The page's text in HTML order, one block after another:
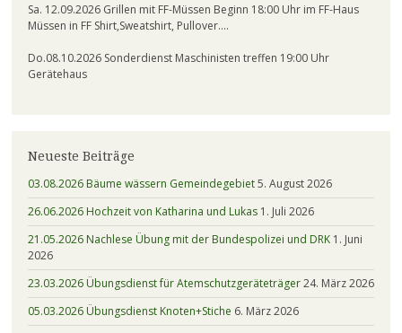
Sa. 12.09.2026 Grillen mit FF-Müssen Beginn 18:00 Uhr im FF-Haus
Müssen in FF Shirt,Sweatshirt, Pullover….
Do.08.10.2026 Sonderdienst Maschinisten treffen 19:00 Uhr
Gerätehaus
Neueste Beiträge
03.08.2026 Bäume wässern Gemeindegebiet5. August 2026
26.06.2026 Hochzeit von Katharina und Lukas 1. Juli 2026
21.05.2026 Nachlese Übung mit der Bundespolizei und DRK 1. Juni
2026
23.03.2026 Übungsdienst für Atemschutzgeräteträger24. März 2026
05.03.2026 Übungsdienst Knoten+Stiche 6. März 2026